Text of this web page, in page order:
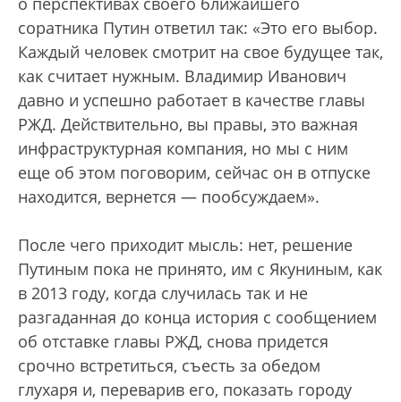
соратника Путин ответил так: «Это его выбор.
Каждый человек смотрит на свое будущее так,
как считает нужным. Владимир Иванович
давно и успешно работает в качестве главы
РЖД. Действительно, вы правы, это важная
инфраструктурная компания, но мы с ним
еще об этом поговорим, сейчас он в отпуске
находится, вернется — пообсуждаем».
После чего приходит мысль: нет, решение
Путиным пока не принято, им с Якуниным, как
в 2013 году, когда случилась так и не
разгаданная до конца история с сообщением
об отставке главы РЖД, снова придется
срочно встретиться, съесть за обедом
глухаря и, переварив его, показать городу